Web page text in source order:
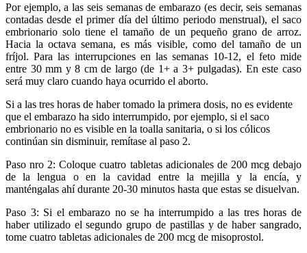
Por ejemplo, a las seis semanas de embarazo (es decir, seis semanas
contadas desde el primer día del último periodo menstrual), el saco
embrionario solo tiene el tamaño de un pequeño grano de arroz.
Hacia la octava semana, es más visible, como del tamaño de un
fríjol. Para las interrupciones en las semanas 10-12, el feto mide
entre 30 mm y 8 cm de largo (de 1+ a 3+ pulgadas). En este caso
será muy claro cuando haya ocurrido el aborto.
Si a las tres horas de haber tomado la primera dosis, no es evidente
que el embarazo ha sido interrumpido, por ejemplo, si el saco
embrionario no es visible en la toalla sanitaria, o si los cólicos
continúan sin disminuir, remítase al paso 2.
Paso nro 2: Coloque cuatro tabletas adicionales de 200 mcg debajo
de la lengua o en la cavidad entre la mejilla y la encía, y
manténgalas ahí durante 20-30 minutos hasta que estas se disuelvan.
Paso 3: Si el embarazo no se ha interrumpido a las tres horas de
haber utilizado el segundo grupo de pastillas y de haber sangrado,
tome cuatro tabletas adicionales de 200 mcg de misoprostol.